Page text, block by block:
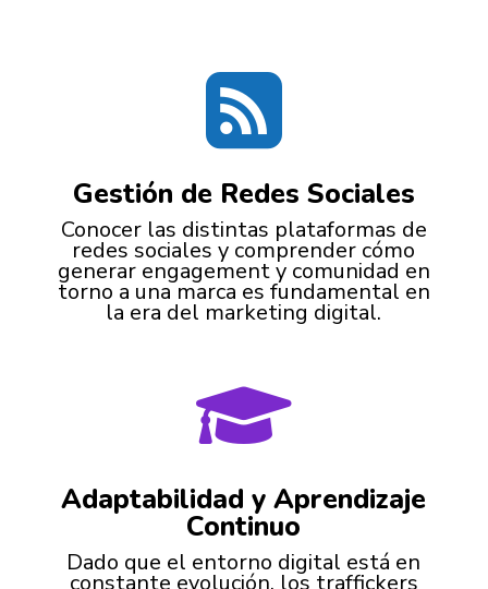

Gestión de Redes Sociales
Conocer las distintas plataformas de
redes sociales y comprender cómo
generar engagement y comunidad en
torno a una marca es fundamental en
la era del marketing digital.

Adaptabilidad y Aprendizaje
Continuo
Dado que el entorno digital está en
constante evolución, los traffickers